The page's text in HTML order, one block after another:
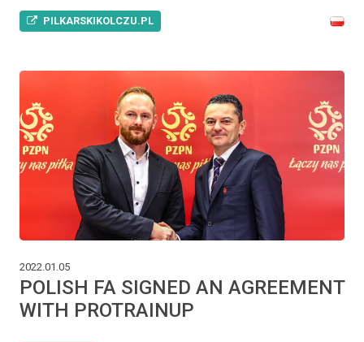
PILKARSKIKOLCZU.PL
2022.01.05
POLISH FA SIGNED AN AGREEMENT
WITH PROTRAINUP